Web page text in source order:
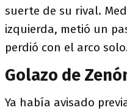
suerte de su rival.
izquierda, metió un
perdió con el arco
Golazo de
Ya había avisado